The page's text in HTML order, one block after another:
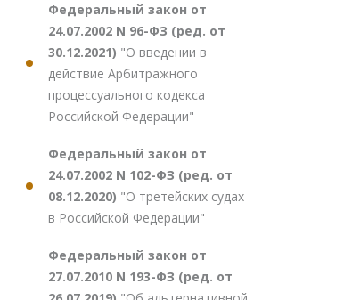
Федеральный закон от
24.07.2002 N 96-ФЗ (ред. от
30.12.2021) "О введении в
действие Арбитражного
процессуального кодекса
Российской Федерации"
Федеральный закон от
24.07.2002 N 102-ФЗ (ред. от
08.12.2020) "О третейских судах
в Российской Федерации"
Федеральный закон от
27.07.2010 N 193-ФЗ (ред. от